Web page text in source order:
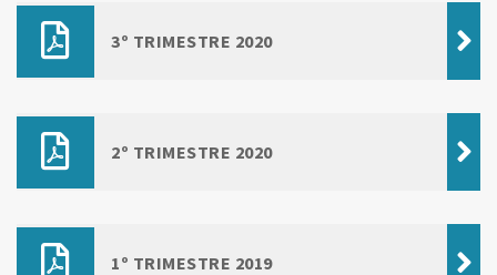
3º TRIMESTRE 2020
2º TRIMESTRE 2020
1º TRIMESTRE 2019